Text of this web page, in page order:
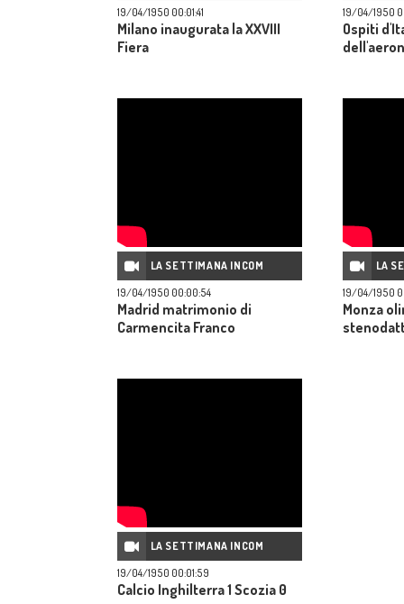
19/04/1950 00:01:41
Milano inaugurata la XXVIII
Fiera
19/04/1950
Ospiti
LA SETTIMANA INCOM
19/04/1950 00:00:54
Madrid matrimonio di
Carmencita Franco
LA
19/04/1950
Monza
LA SETTIMANA INCOM
19/04/1950 00:01:59
Calcio Inghilterra 1 Scozia 0